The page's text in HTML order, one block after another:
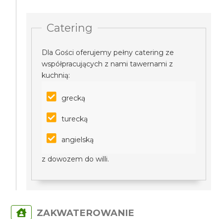
Catering
Dla Gości oferujemy pełny catering ze
współpracujących z nami tawernami z
kuchnią:
grecką
turecką
angielską
z dowozem do willi.
ZAKWATEROWANIE